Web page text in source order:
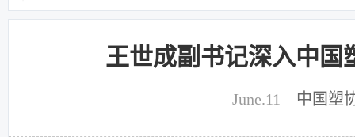
王世成副书记深入中国
June.11 中国塑